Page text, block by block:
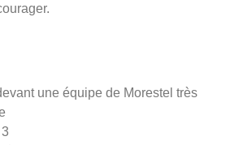
une équipe de Morestel très